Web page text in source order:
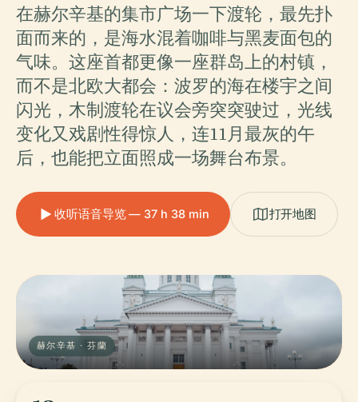
在赫尔辛基的集市广场一下渡轮，最先扑
面而来的，是海水混着咖啡与黑麦面包的
气味。这座首都更像一座群岛上的村镇，
而不是北欧大都会：波罗的海在楼宇之间
闪光，木制渡轮在议会旁突突驶过，光线
变化又戏剧性得惊人，连11月最灰的午
后，也能把立面照成一场舞台布景。
收听语音导览 — 37 h 38 min 打开地图
赫尔辛基 · 芬蘭